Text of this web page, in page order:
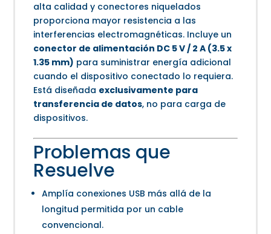
alta calidad y conectores niquelados
proporciona mayor resistencia a las
interferencias electromagnéticas. Incluye un
conector de alimentación DC 5 V / 2 A (3.5 x
1.35 mm) para suministrar energía adicional
cuando el dispositivo conectado lo requiera.
Está diseñada exclusivamente para
transferencia de datos, no para carga de
dispositivos.
Problemas que
Resuelve
Amplía conexiones USB más allá de la
longitud permitida por un cable
convencional.